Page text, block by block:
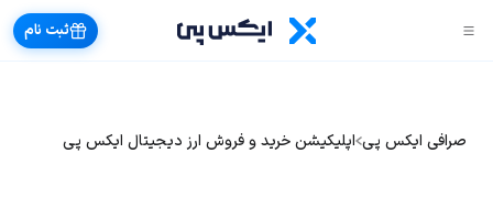
ثبت نام
صرافی ایکس پی اپلیکیشن خرید و فروش ارز دیجیتال ایکس پی